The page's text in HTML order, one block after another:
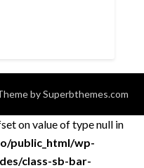
bySuperbthemes.com
on value of type null in
public_html/wp-
class-sb-bar-